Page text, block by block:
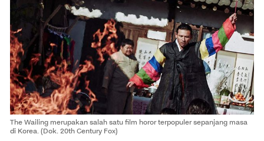
The Wailing merupakan salah satu film horor terpopuler sepanjang masa
di Korea. (Dok. 20th Century Fox)